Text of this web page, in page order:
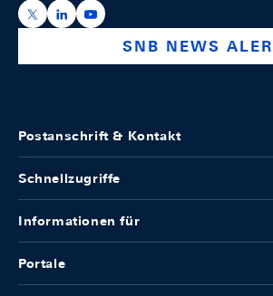
https://x.com/snb_bns
https://ch.linkedin.com/
https://www.youtube.com/
SNB NEWS
Postanschrift & Kontakt
Schnellzugriffe
Informationen für
Portale